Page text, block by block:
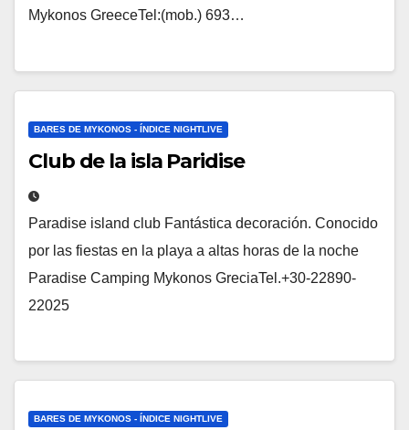
Mykonos GreeceTel:(mob.) 693…
BARES DE MYKONOS - ÍNDICE NIGHTLIVE
Club de la isla Paridise
Paradise island club Fantástica decoración. Conocido
por las fiestas en la playa a altas horas de la noche
Paradise Camping Mykonos GreciaTel.+30-22890-
22025
BARES DE MYKONOS - ÍNDICE NIGHTLIVE